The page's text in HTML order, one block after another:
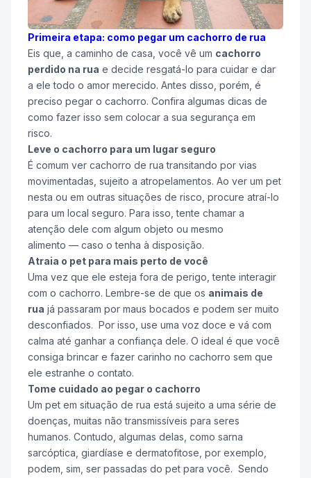
Primeira etapa: como pegar um cachorro de rua
Eis que, a caminho de casa, você vê um cachorro
perdido na rua e decide resgatá-lo para cuidar e dar
a ele todo o amor merecido. Antes disso, porém, é
preciso pegar o cachorro. Confira algumas dicas de
como fazer isso sem colocar a sua segurança em
risco.
Leve o cachorro para um lugar seguro
É comum ver cachorro de rua transitando por vias
movimentadas, sujeito a atropelamentos. Ao ver um pet
nesta ou em outras situações de risco, procure atraí-lo
para um local seguro. Para isso, tente chamar a
atenção dele com algum objeto ou mesmo
alimento — caso o tenha à disposição.
Atraia o pet para mais perto de você
Uma vez que ele esteja fora de perigo, tente interagir
com o cachorro. Lembre-se de que os animais de
rua já passaram por maus bocados e podem ser muito
desconfiados. Por isso, use uma voz doce e vá com
calma até ganhar a confiança dele. O ideal é que você
consiga brincar e fazer carinho no cachorro sem que
ele estranhe o contato.
Tome cuidado ao pegar o cachorro
Um pet em situação de rua está sujeito a uma série de
doenças, muitas não transmissíveis para seres
humanos. Contudo, algumas delas, como sarna
sarcóptica, giardíase e dermatofitose, por exemplo,
podem, sim, ser passadas do pet para você. Sendo